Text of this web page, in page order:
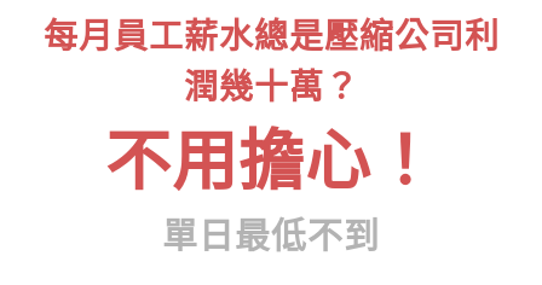
每月員工薪水總是壓縮公司利
潤幾十萬？
不用擔心！
單日最低不到